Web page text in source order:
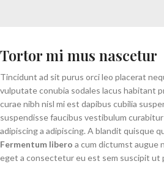
Tortor mi mus nascetur
Tincidunt ad sit purus orci leo placerat
vulputate conubia sodales lacus habitant
curae nibh nisl mi est dapibus cubilia
suspendisse faucibus vestibulum
adipiscing a adipiscing. A blandit quisque
Fermentum libero a cum dictumst augue
eget a consectetur eu est sem suscipit ut